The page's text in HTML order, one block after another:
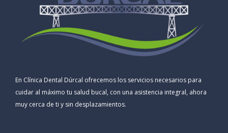
En Clínica Dental Dúrcal ofrecemos los servicios necesarios para
cuidar al máximo tu salud bucal, con una asistencia integral, ahora
muy cerca de ti y sin desplazamientos.